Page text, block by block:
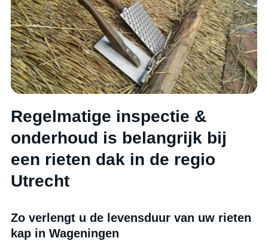
Regelmatige inspectie &
onderhoud is belangrijk bij
een rieten dak in de regio
Utrecht
Zo verlengt u de levensduur van uw rieten
kap in Wageningen